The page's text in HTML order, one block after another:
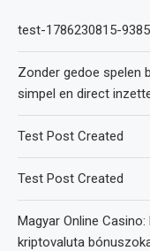
test-1786230815-9385
Zonder gedoe spelen
simpel en direct
Test Post Created
Test Post Created
Magyar Online
kriptovaluta